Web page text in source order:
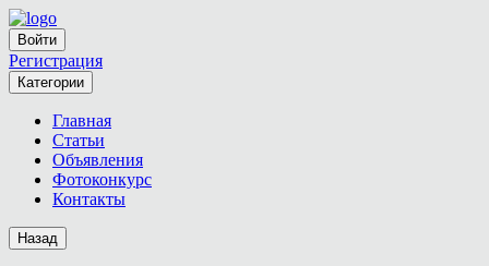
Войти
Регистрация
Категории
Главная
Статьи
Объявления
Фотоконкурс
Контакты
Назад